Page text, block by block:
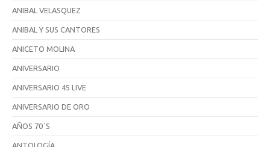
ANIBAL VELASQUEZ
ANIBAL Y SUS CANTORES
ANICETO MOLINA
ANIVERSARIO
ANIVERSARIO 45 LIVE
ANIVERSARIO DE ORO
AÑOS 70´S
ANTOLOGÍA